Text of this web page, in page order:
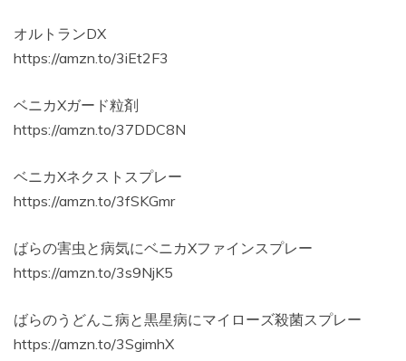
オルトランDX
https://amzn.to/3iEt2F3
ベニカXガード粒剤
https://amzn.to/37DDC8N
ベニカXネクストスプレー
https://amzn.to/3fSKGmr
ばらの害虫と病気にベニカXファインスプレー
https://amzn.to/3s9NjK5
ばらのうどんこ病と黒星病にマイローズ殺菌スプレー
https://amzn.to/3SgimhX